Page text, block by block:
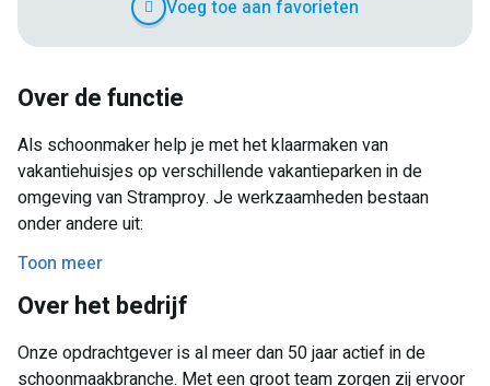
Voeg toe aan favorieten
Over de functie
Als schoonmaker help je met het klaarmaken van
vakantiehuisjes op verschillende vakantieparken in de
omgeving van Stramproy. Je werkzaamheden bestaan
onder andere uit:
Stofzuigen en dweilen
Schoonmaken van badkamers en toiletten
Algemeen schoonmaakwerk
Toon meer
Over het bedrijf
Onze opdrachtgever is al meer dan 50 jaar actief in de
schoonmaakbranche. Met een groot team zorgen zij ervoor